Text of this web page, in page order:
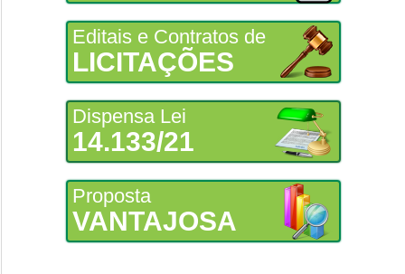
Editais e Contratos de
LICITAÇÕES
Dispensa Lei
14.133/21
Proposta
VANTAJOSA